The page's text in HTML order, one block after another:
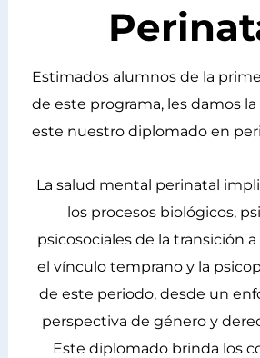
Estimados alumnos de la
de este programa, les damos
este nuestro diplomado en
La salud mental perinatal
los procesos biológicos,
psicosociales de la transición
el vínculo temprano y la
de este periodo, desde un
perspectiva de género y
Este diplomado brinda los